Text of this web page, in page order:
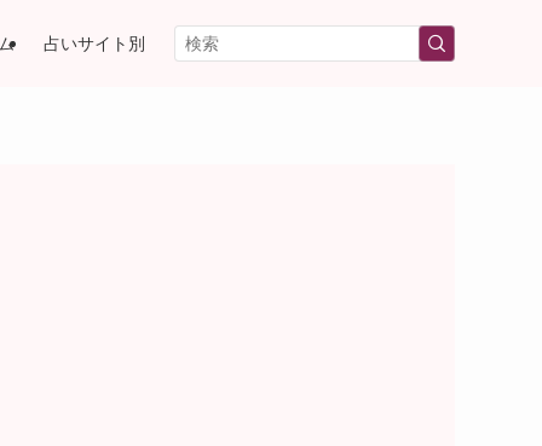
占いサイト別